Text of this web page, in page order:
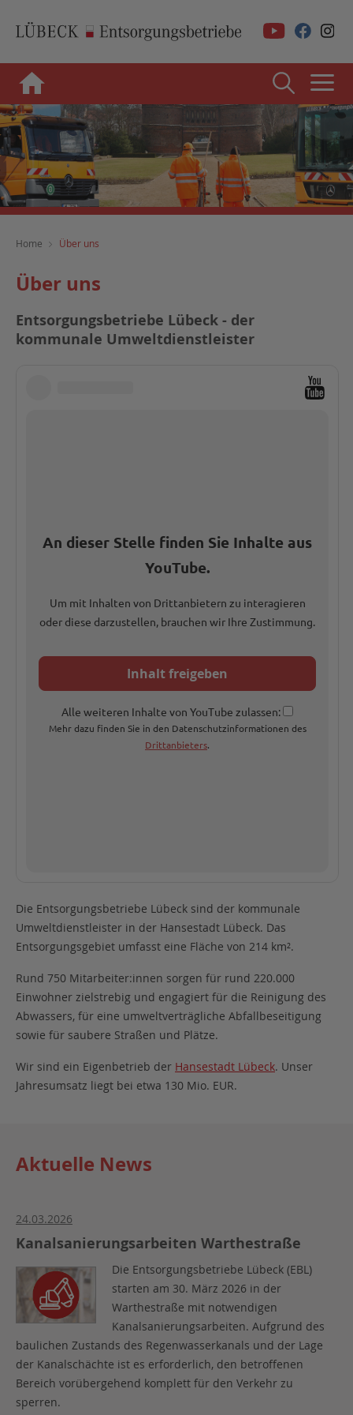
Home Über uns
Über uns
Entsorgungsbetriebe Lübeck - der
kommunale Umweltdienstleister
An dieser Stelle finden Sie Inhalte aus
YouTube.
Um mit Inhalten von Drittanbietern zu interagieren
oder diese darzustellen, brauchen wir Ihre Zustimmung.
Inhalt freigeben
Alle weiteren Inhalte von YouTube zulassen:
Mehr dazu finden Sie in den Datenschutzinformationen des
Drittanbieters.
Die Entsorgungsbetriebe Lübeck sind der kommunale
Umweltdienstleister in der Hansestadt Lübeck. Das
Entsorgungsgebiet umfasst eine Fläche von 214 km².
Rund 750 Mitarbeiter:innen sorgen für rund 220.000
Einwohner zielstrebig und engagiert für die Reinigung des
Abwassers, für eine umweltverträgliche Abfallbeseitigung
sowie für saubere Straßen und Plätze.
Wir sind ein Eigenbetrieb der Hansestadt Lübeck. Unser
Jahresumsatz liegt bei etwa 130 Mio. EUR.
Aktuelle News
24.03.2026
Kanalsanierungsarbeiten Warthestraße
Die Entsorgungsbetriebe Lübeck (EBL)
starten am 30. März 2026 in der
Warthestraße mit notwendigen
Kanalsanierungsarbeiten. Aufgrund des
baulichen Zustands des Regenwasserkanals und der Lage
der Kanalschächte ist es erforderlich, den betroffenen
Bereich vorübergehend komplett für den Verkehr zu
sperren.